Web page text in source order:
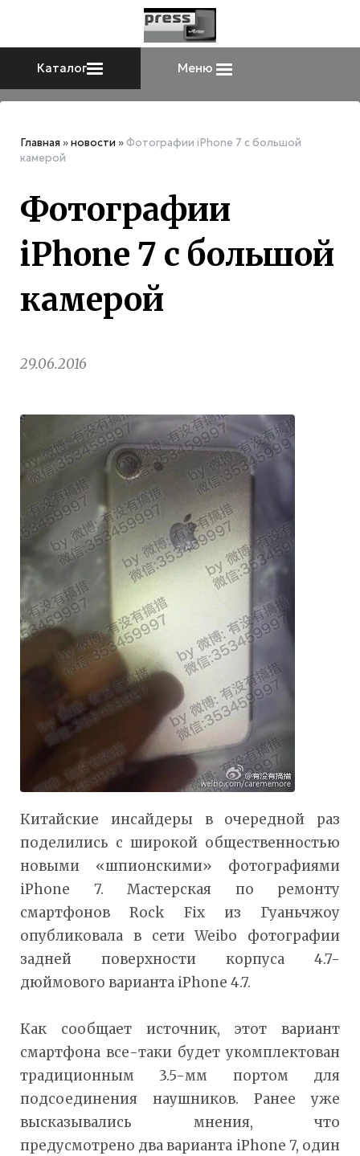
Каталог Меню
Главная »новости »Фотографии iPhone 7 с большой
камерой
Фотографии
iPhone 7 с большой
камерой
29.06.2016
Китайские инсайдеры в очередной раз
поделились с широкой общественностью
новыми «шпионскими» фотографиями
iPhone 7. Мастерская по ремонту
смартфонов Rock Fix из Гуаньчжоу
опубликовала в сети Weibo фотографии
задней поверхности корпуса 4.7-
дюймового варианта iPhone 4.7.
Как сообщает источник, этот вариант
смартфона все-таки будет укомплектован
традиционным 3.5-мм портом для
подсоединения наушников. Ранее уже
высказывались мнения, что
предусмотрено два варианта iPhone 7, один